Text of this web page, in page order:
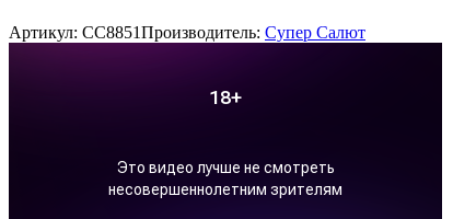
Артикул: СС8851Производитель: Супер Салют